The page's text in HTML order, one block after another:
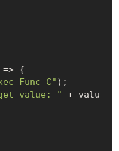
{
Func_C" );
get value: " + valu